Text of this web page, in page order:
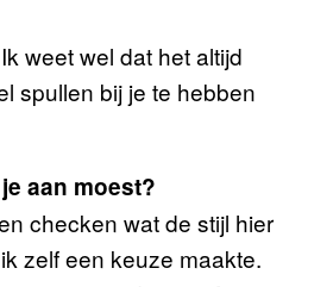
weet wel dat het altijd
spullen bij je te hebben
aan moest?
checken wat de stijl hier
zelf een keuze maakte.